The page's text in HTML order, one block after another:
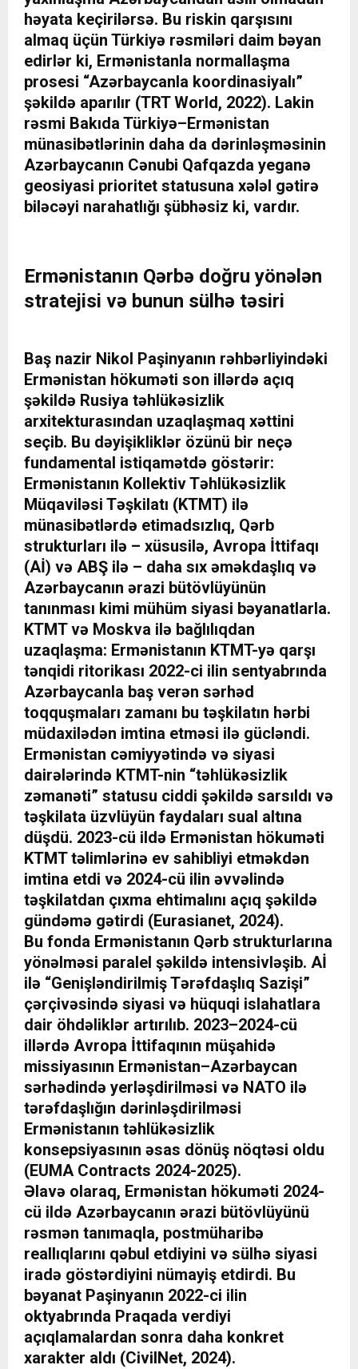
həyata keçirilərsə. Bu riskin qarşısını
almaq üçün Türkiyə rəsmiləri daim bəyan
edirlər ki, Ermənistanla normallaşma
prosesi “Azərbaycanla koordinasiyalı”
şəkildə aparılır (TRT World, 2022). Lakin
rəsmi Bakıda Türkiyə–Ermənistan
münasibətlərinin daha da dərinləşməsinin
Azərbaycanın Cənubi Qafqazda yeganə
geosiyasi prioritet statusuna xələl gətirə
biləcəyi narahatlığı şübhəsiz ki, vardır.
Ermənistanın Qərbə doğru yönələn
stratejisi və bunun sülhə təsiri
Baş nazir Nikol Paşinyanın rəhbərliyindəki
Ermənistan hökuməti son illərdə açıq
şəkildə Rusiya təhlükəsizlik
arxitekturasından uzaqlaşmaq xəttini
seçib. Bu dəyişikliklər özünü bir neçə
fundamental istiqamətdə göstərir:
Ermənistanın Kollektiv Təhlükəsizlik
Müqaviləsi Təşkilatı (KTMT) ilə
münasibətlərdə etimadsızlıq, Qərb
strukturları ilə – xüsusilə, Avropa İttifaqı
(Aİ) və ABŞ ilə – daha sıx əməkdaşlıq və
Azərbaycanın ərazi bütövlüyünün
tanınması kimi mühüm siyasi bəyanatlarla.
KTMT və Moskva ilə bağlılıqdan
uzaqlaşma: Ermənistanın KTMT-yə qarşı
tənqidi ritorikası 2022-ci ilin sentyabrında
Azərbaycanla baş verən sərhəd
toqquşmaları zamanı bu təşkilatın hərbi
müdaxilədən imtina etməsi ilə gücləndi.
Ermənistan cəmiyyətində və siyasi
dairələrində KTMT-nin “təhlükəsizlik
zəmanəti” statusu ciddi şəkildə sarsıldı və
təşkilata üzvlüyün faydaları sual altına
düşdü. 2023-cü ildə Ermənistan hökuməti
KTMT təlimlərinə ev sahibliyi etməkdən
imtina etdi və 2024-cü ilin əvvəlində
təşkilatdan çıxma ehtimalını açıq şəkildə
gündəmə gətirdi (Eurasianet, 2024).
Bu fonda Ermənistanın Qərb strukturlarına
yönəlməsi paralel şəkildə intensivləşib. Aİ
ilə “Genişləndirilmiş Tərəfdaşlıq Sazişi”
çərçivəsində siyasi və hüquqi islahatlara
dair öhdəliklər artırılıb. 2023–2024-cü
illərdə Avropa İttifaqının müşahidə
missiyasının Ermənistan–Azərbaycan
sərhədində yerləşdirilməsi və NATO ilə
tərəfdaşlığın dərinləşdirilməsi
Ermənistanın təhlükəsizlik
konsepsiyasının əsas dönüş nöqtəsi oldu
(EUMA Contracts 2024-2025).
Əlavə olaraq, Ermənistan hökuməti 2024-
cü ildə Azərbaycanın ərazi bütövlüyünü
rəsmən tanımaqla, postmüharibə
reallıqlarını qəbul etdiyini və sülhə siyasi
iradə göstərdiyini nümayiş etdirdi. Bu
bəyanat Paşinyanın 2022-ci ilin
oktyabrında Praqada verdiyi
açıqlamalardan sonra daha konkret
xarakter aldı (CivilNet, 2024).